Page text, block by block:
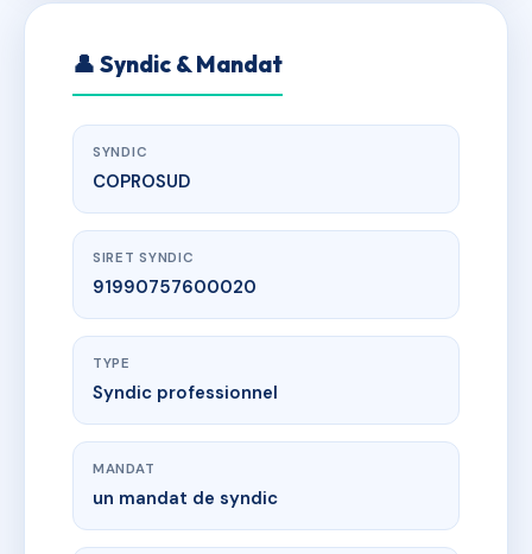
👤 Syndic & Mandat
SYNDIC
COPROSUD
SIRET SYNDIC
91990757600020
TYPE
Syndic professionnel
MANDAT
un mandat de syndic